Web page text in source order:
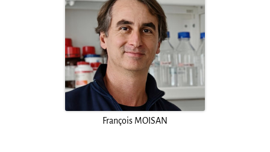
François MOISAN